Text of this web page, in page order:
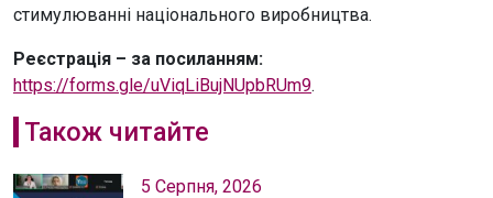
стимулюванні національного виробництва.
Реєстрація – за посиланням:
https://forms.gle/uViqLiBujNUpbRUm9.
Також читайте
5 Серпня, 2026